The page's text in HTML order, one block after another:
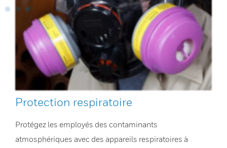
Protection respiratoire
Protégez les employés des contaminants
atmosphériques avec des appareils respiratoires à